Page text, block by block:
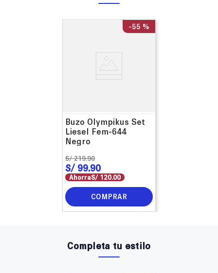
-55 %
Buzo Olympikus Set
Liesel Fem-644
Negro
S/ 219.90
S/ 99.90
AhorraS/ 120.00
COMPRAR
Completa tu estilo